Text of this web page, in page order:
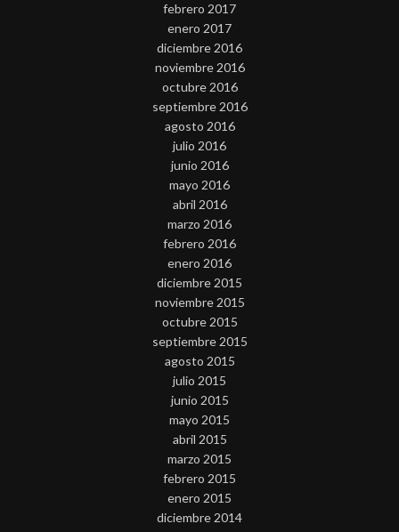
febrero 2017
enero 2017
diciembre 2016
noviembre 2016
octubre 2016
septiembre 2016
agosto 2016
julio 2016
junio 2016
mayo 2016
abril 2016
marzo 2016
febrero 2016
enero 2016
diciembre 2015
noviembre 2015
octubre 2015
septiembre 2015
agosto 2015
julio 2015
junio 2015
mayo 2015
abril 2015
marzo 2015
febrero 2015
enero 2015
diciembre 2014